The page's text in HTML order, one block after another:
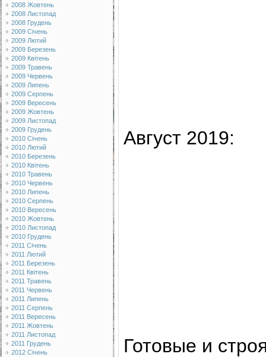
2008 Жовтень
2008 Листопад
2008 Грудень
2009 Січень
2009 Лютий
2009 Березень
2009 Квітень
2009 Травень
2009 Червень
2009 Липень
2009 Серпень
2009 Вересень
2009 Жовтень
2009 Листопад
2009 Грудень
2010 Січень
2010 Лютий
2010 Березень
2010 Квітень
2010 Травень
2010 Червень
2010 Липень
2010 Серпень
2010 Вересень
2010 Жовтень
2010 Листопад
2010 Грудень
2011 Січень
2011 Лютий
2011 Березень
2011 Квітень
2011 Травень
2011 Червень
2011 Липень
2011 Серпень
2011 Вересень
2011 Жовтень
2011 Листопад
2011 Грудень
2012 Січень
Август 2019:
Готовые и